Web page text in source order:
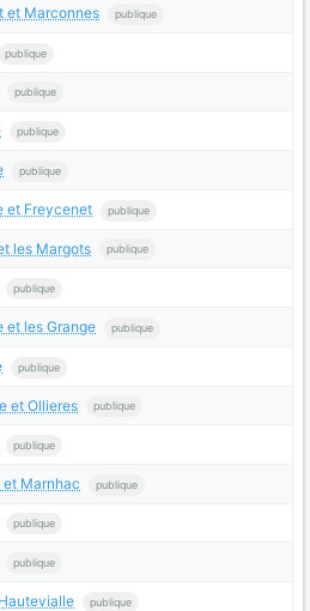
et Marconnes publique
publique
publique
publique
publique
et Freycenet publique
les Margots publique
publique
et les Grange publique
publique
et Ollieres publique
publique
et Marnhac publique
publique
publique
publique